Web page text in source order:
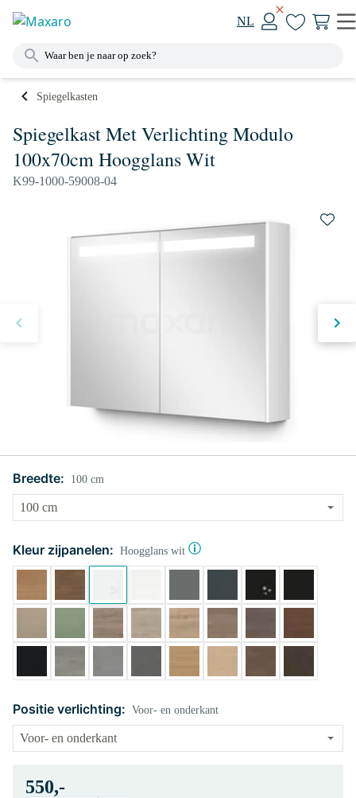
NL
Spiegelkasten
Spiegelkast Met Verlichting Modulo
100x70cm Hoogglans Wit
K99-1000-59008-04
Breedte: 100 cm
Kleur zijpanelen: Hoogglans wit
Positie verlichting: Voor- en onderkant
550,-